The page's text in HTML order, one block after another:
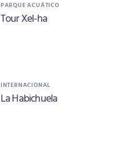
PARQUE ACUÁTICO
Tour Xel-ha
INTERNACIONAL
La Habichuela